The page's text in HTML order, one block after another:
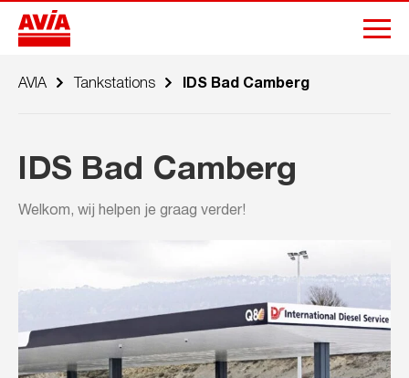
AVIA Tankstations IDS Bad Camberg
IDS Bad Camberg
Welkom, wij helpen je graag verder!